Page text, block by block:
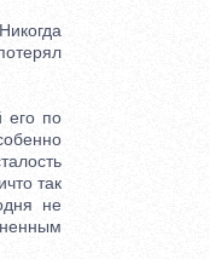
его по
так
не